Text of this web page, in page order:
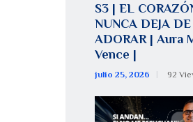
S3 | EL
NUNCA DEJA DE
ADORAR | Aura
Vence |
julio 25, 2026 92